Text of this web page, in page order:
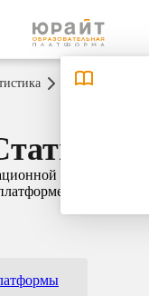
активности и
Юрайт